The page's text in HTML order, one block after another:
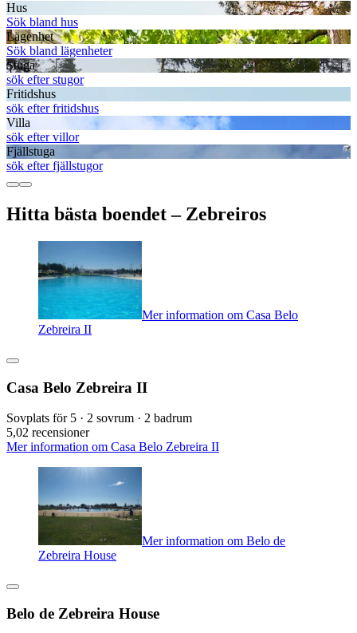
Hus
Sök bland hus
Lägenhet
Sök bland lägenheter
Stuga
sök efter stugor
Fritidshus
sök efter fritidshus
Villa
sök efter villor
Fjällstuga
sök efter fjällstugor
Hitta bästa boendet – Zebreiros
Mer information om Casa Belo
Zebreira II
Casa Belo Zebreira II
Sovplats för 5 · 2 sovrum · 2 badrum
5,02 recensioner
Mer information om Casa Belo Zebreira II
Mer information om Belo de
Zebreira House
Belo de Zebreira House